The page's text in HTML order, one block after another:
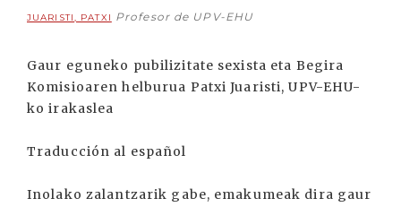
JUARISTI, PATXI Profesor de UPV-EHU
Gaur eguneko pubilizitate sexista eta Begira
Komisioaren helburua Patxi Juaristi, UPV-EHU-
ko irakaslea
Traducción al español
Inolako zalantzarik gabe, emakumeak dira gaur